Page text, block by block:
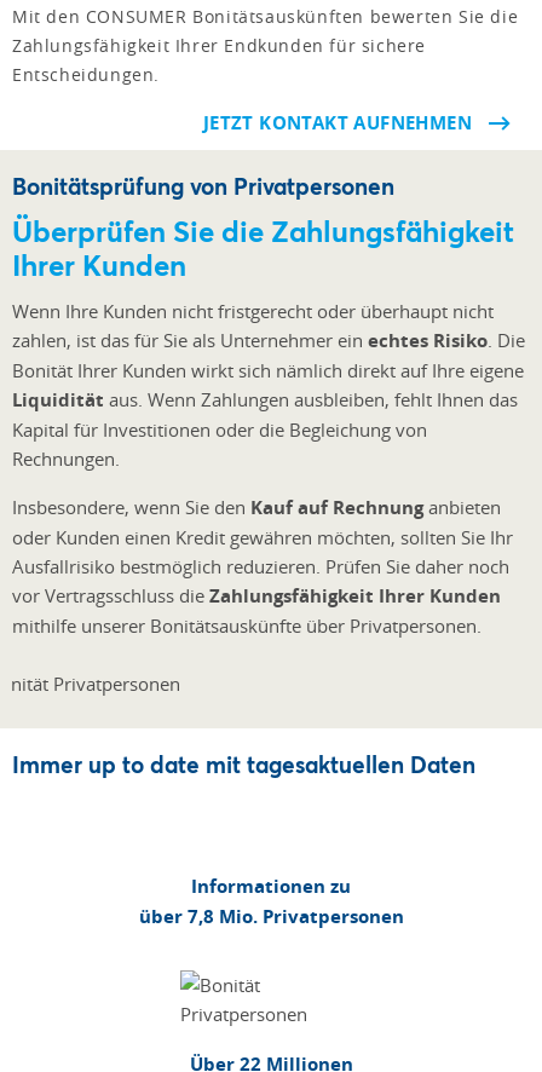
Mit den CONSUMER Bonitätsauskünften bewerten Sie die
Zahlungsfähigkeit Ihrer Endkunden für sichere
Entscheidungen.
JETZT KONTAKT AUFNEHMEN
Bonitätsprüfung von Privatpersonen
Überprüfen Sie die Zahlungsfähigkeit
Ihrer Kunden
Wenn Ihre Kunden nicht fristgerecht oder überhaupt nicht
zahlen, ist das für Sie als Unternehmer ein echtes Risiko . Die
Bonität Ihrer Kunden wirkt sich nämlich direkt auf Ihre eigene
Liquidität aus. Wenn Zahlungen ausbleiben, fehlt Ihnen das
Kapital für Investitionen oder die Begleichung von
Rechnungen.
Insbesondere, wenn Sie den Kauf auf Rechnunganbieten
oder Kunden einen Kredit gewähren möchten, sollten Sie Ihr
Ausfallrisiko bestmöglich reduzieren. Prüfen Sie daher noch
vor Vertragsschluss die Zahlungsfähigkeit Ihrer Kunden
mithilfe unserer Bonitätsauskünfte über Privatpersonen.
Immer up to date mit tagesaktuellen Daten
Informationen zu
über 7,8 Mio. Privatpersonen
Über 22 Millionen